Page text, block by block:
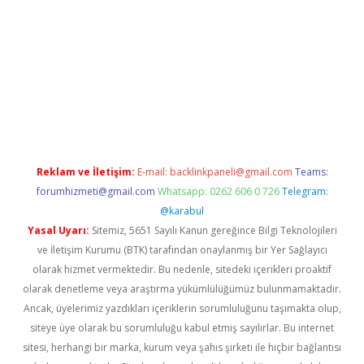
Reklam ve İletişim: E-mail: backlinkpaneli@gmail.com Teams:
forumhizmeti@gmail.com Whatsapp: 0262 606 0 726 Telegram:
@karabul
Yasal Uyarı: Sitemiz, 5651 Sayılı Kanun gereğince Bilgi Teknolojileri
ve İletişim Kurumu (BTK) tarafından onaylanmış bir Yer Sağlayıcı
olarak hizmet vermektedir. Bu nedenle, sitedeki içerikleri proaktif
olarak denetleme veya araştırma yükümlülüğümüz bulunmamaktadır.
Ancak, üyelerimiz yazdıkları içeriklerin sorumluluğunu taşımakta olup,
siteye üye olarak bu sorumluluğu kabul etmiş sayılırlar. Bu internet
sitesi, herhangi bir marka, kurum veya şahıs şirketi ile hiçbir bağlantısı